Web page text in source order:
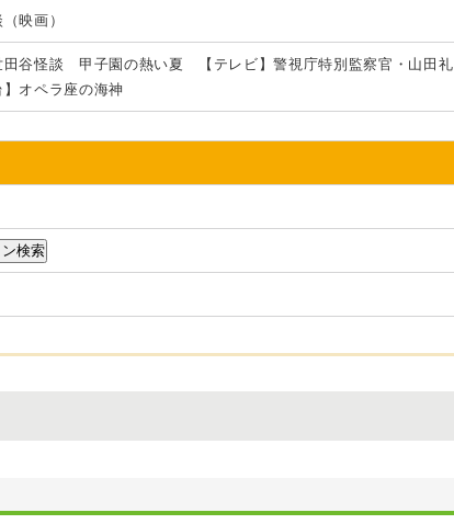
映画）
田谷怪談 甲子園の熱い夏 【テレビ】警視庁特別監察官・山田礼
オペラ座の海神